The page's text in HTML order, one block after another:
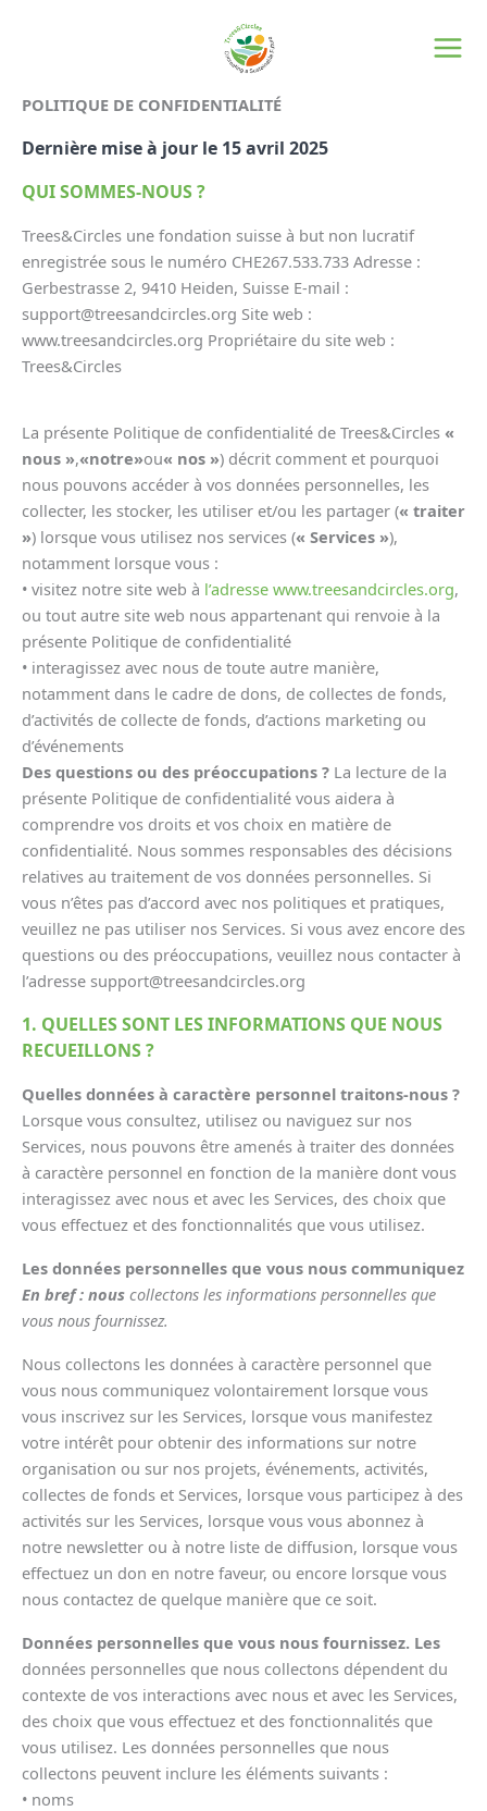
POLITIQUE DE CONFIDENTIALITÉ
Dernière mise à jour le 15 avril 2025
QUI SOMMES-NOUS ?
Trees&Circles une fondation suisse à but non lucratif
enregistrée sous le numéro CHE267.533.733 Adresse :
Gerbestrasse 2, 9410 Heiden, Suisse E-mail :
support@treesandcircles.org Site web :
www.treesandcircles.org Propriétaire du site web :
Trees&Circles
La présente Politique de confidentialité de Trees&Circles «
nous »,«notre»ou« nos ») décrit comment et pourquoi
nous pouvons accéder à vos données personnelles, les
collecter, les stocker, les utiliser et/ou les partager (« traiter
») lorsque vous utilisez nos services (« Services »),
notamment lorsque vous :
• visitez notre site web à l’adresse www.treesandcircles.org,
ou tout autre site web nous appartenant qui renvoie à la
présente Politique de confidentialité
• interagissez avec nous de toute autre manière,
notamment dans le cadre de dons, de collectes de fonds,
d’activités de collecte de fonds, d’actions marketing ou
d’événements
Des questions ou des préoccupations ? La lecture de la
présente Politique de confidentialité vous aidera à
comprendre vos droits et vos choix en matière de
confidentialité. Nous sommes responsables des décisions
relatives au traitement de vos données personnelles. Si
vous n’êtes pas d’accord avec nos politiques et pratiques,
veuillez ne pas utiliser nos Services. Si vous avez encore des
questions ou des préoccupations, veuillez nous contacter à
l’adresse support@treesandcircles.org
1. QUELLES SONT LES INFORMATIONS QUE NOUS
RECUEILLONS ?
Quelles données à caractère personnel traitons-nous ?
Lorsque vous consultez, utilisez ou naviguez sur nos
Services, nous pouvons être amenés à traiter des données
à caractère personnel en fonction de la manière dont vous
interagissez avec nous et avec les Services, des choix que
vous effectuez et des fonctionnalités que vous utilisez.
Les données personnelles que vous nous communiquez
En bref : nous collectons les informations personnelles que
vous nous fournissez.
Nous collectons les données à caractère personnel que
vous nous communiquez volontairement lorsque vous
vous inscrivez sur les Services, lorsque vous manifestez
votre intérêt pour obtenir des informations sur notre
organisation ou sur nos projets, événements, activités,
collectes de fonds et Services, lorsque vous participez à des
activités sur les Services, lorsque vous vous abonnez à
notre newsletter ou à notre liste de diffusion, lorsque vous
effectuez un don en notre faveur, ou encore lorsque vous
nous contactez de quelque manière que ce soit.
Données personnelles que vous nous fournissez. Les
données personnelles que nous collectons dépendent du
contexte de vos interactions avec nous et avec les Services,
des choix que vous effectuez et des fonctionnalités que
vous utilisez. Les données personnelles que nous
collectons peuvent inclure les éléments suivants :
• noms